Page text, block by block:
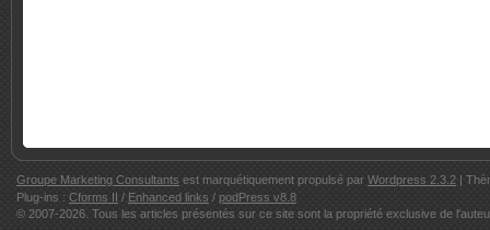
Groupe Marketing Consultants est marquétiquement propulsé par Wordpress 2.3.2 |
Plug-ins : Cforms II / Enhanced links / podPress v8.8
© 2007-2026. Tous les articles présentés sur ce site sont la propriété exclusive de